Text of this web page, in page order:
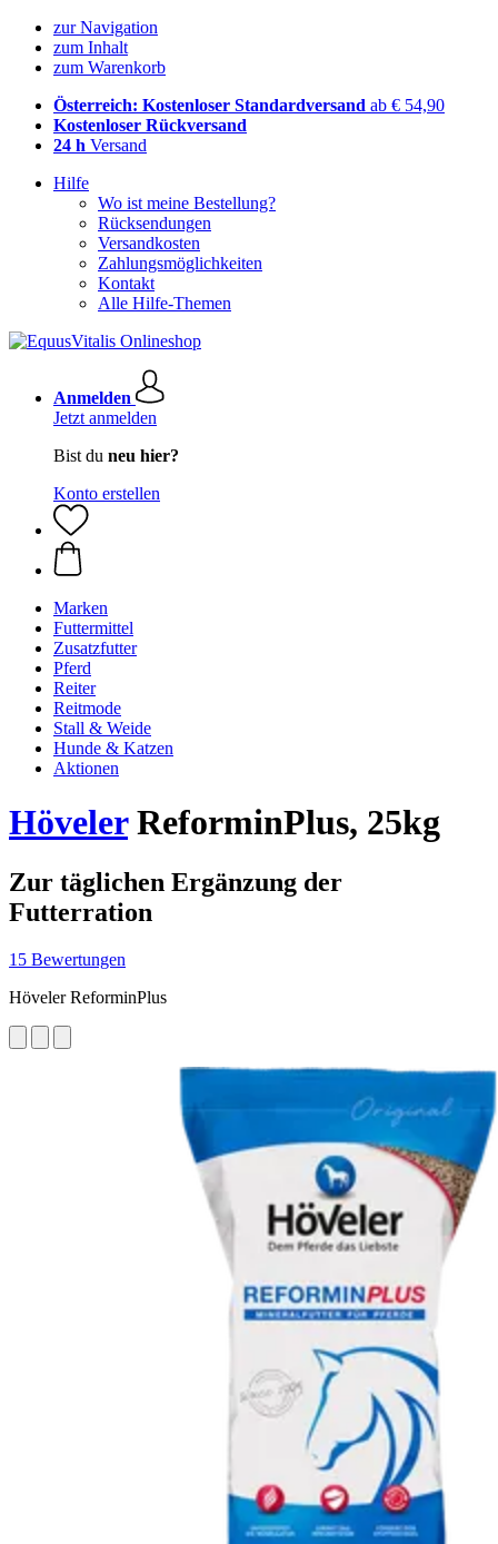
zur Navigation
zum Inhalt
zum Warenkorb
Österreich: Kostenloser Standardversand ab € 54,90
Kostenloser Rückversand
24 h Versand
Hilfe
Wo ist meine Bestellung?
Rücksendungen
Versandkosten
Zahlungsmöglichkeiten
Kontakt
Alle Hilfe-Themen
Anmelden
Jetzt anmelden
Bist du neu hier?
Konto erstellen
Marken
Futtermittel
Zusatzfutter
Pferd
Reiter
Reitmode
Stall & Weide
Hunde & Katzen
Aktionen
HövelerReforminPlus, 25kg
Zur täglichen Ergänzung der
Futterration
15 Bewertungen
Höveler ReforminPlus